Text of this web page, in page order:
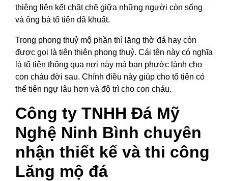
thiêng liên kết chặt chẽ giữa những người còn sống
và ông bà tổ tiên đã khuất.
Trong phong thuỷ mộ phần thì lăng thờ đá hay còn
được gọi là tiên thiên phong thuỷ. Cái tên này có nghĩa
là tổ tiên thông qua nơi này mà ban phước lành cho
con cháu đời sau. Chính điều này giúp cho tổ tiên có
thể tiên ngự lâu hơn và độ trì cho con cháu.
Công ty TNHH Đá Mỹ
Nghệ Ninh Bình chuyên
nhận thiết kế và thi công
Lăng mộ đá